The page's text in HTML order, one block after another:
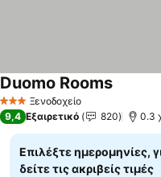
3 ΑστέριαΞενοδοχείο
Duomo Rooms
9,4 Εξαιρετικό 820 0.3
Επιλέξτε ημερομηνίες,
δείτε τις ακριβείς τιμές